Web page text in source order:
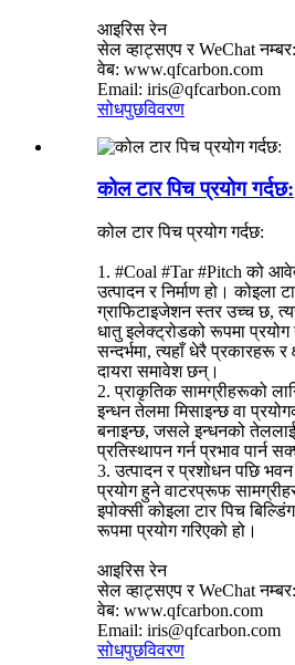
आइरिस रेन
सेल व्हाट्सएप र WeChat
वेब: www.qfcarbon.com
Email: iris@qfcarbon.com
सोधपुछविवरण
कोल टार पिच प्रयोग गर्दछ:
कोल टार पिच प्रयोग गर्दछ:
1. #Coal #Tar #Pitch को
उत्पादन र निर्माण हो। कोइला
ग्राफिटाइजेशन स्तर उच्च छ,
धातु इलेक्ट्रोडको रूपमा
सन्दर्भमा, त्यहाँ धेरै प्रकारहरू
दायरा समावेश छन्।
2. प्राकृतिक सामग्रीहरूको
इन्धन तेलमा मिसाइन्छ वा
बनाइन्छ, जसले इन्धनको
प्रतिस्थापन गर्न प्रभाव पार्न
3. उत्पादन र प्रशोधन पछि भवन
प्रयोग हुने वाटरप्रूफ
इपोक्सी कोइला टार पिच
रूपमा प्रयोग गरिएको हो।
आइरिस रेन
सेल व्हाट्सएप र WeChat
वेब: www.qfcarbon.com
Email: iris@qfcarbon.com
सोधपुछविवरण